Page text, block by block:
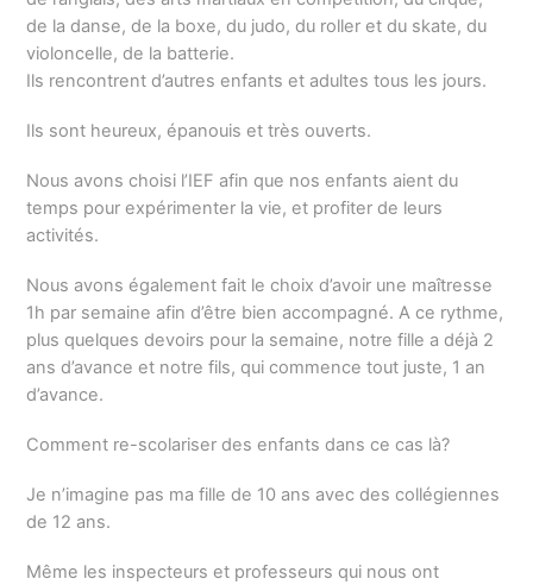
de la danse, de la boxe, du judo, du roller et du skate, du
violoncelle, de la batterie.
Ils rencontrent d’autres enfants et adultes tous les jours.
Ils sont heureux, épanouis et très ouverts.
Nous avons choisi l’IEF afin que nos enfants aient du
temps pour expérimenter la vie, et profiter de leurs
activités.
Nous avons également fait le choix d’avoir une maîtresse
1h par semaine afin d’être bien accompagné. A ce rythme,
plus quelques devoirs pour la semaine, notre fille a déjà 2
ans d’avance et notre fils, qui commence tout juste, 1 an
d’avance.
Comment re-scolariser des enfants dans ce cas là?
Je n’imagine pas ma fille de 10 ans avec des collégiennes
de 12 ans.
Même les inspecteurs et professeurs qui nous ont